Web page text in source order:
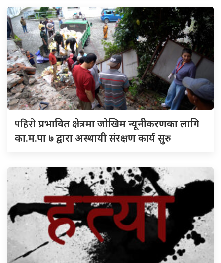
पहिरोप्रभावित क्षेत्रमा जोखिम न्यूनीकरणका लागि
का.म.पा ७ द्वारा अस्थायी संरक्षण कार्य सुरु